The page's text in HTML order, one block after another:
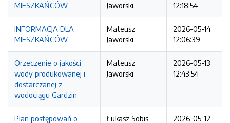
MIESZKAŃCÓW
Jaworski
12:18:54
INFORMACJA DLA
MIESZKAŃCÓW
Mateusz
Jaworski
2026-05-14
12:06:39
Orzeczenie o jakości
wody produkowanej i
dostarczanej z
wodociągu Gardzin
Mateusz
Jaworski
2026-05-13
12:43:54
Plan postępowań o
Łukasz Sobis
2026-05-12